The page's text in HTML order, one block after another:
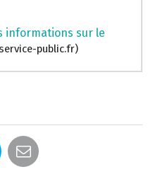
informations sur le
public.fr